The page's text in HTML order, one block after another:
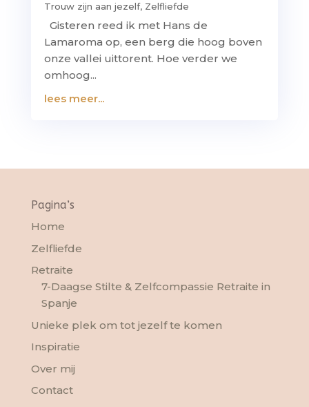
Trouw zijn aan jezelf, Zelfliefde
Gisteren reed ik met Hans de
Lamaroma op, een berg die hoog boven
onze vallei uittorent. Hoe verder we
omhoog...
lees meer...
Pagina’s
Home
Zelfliefde
Retraite
7-Daagse Stilte & Zelfcompassie Retraite in
Spanje
Unieke plek om tot jezelf te komen
Inspiratie
Over mij
Contact